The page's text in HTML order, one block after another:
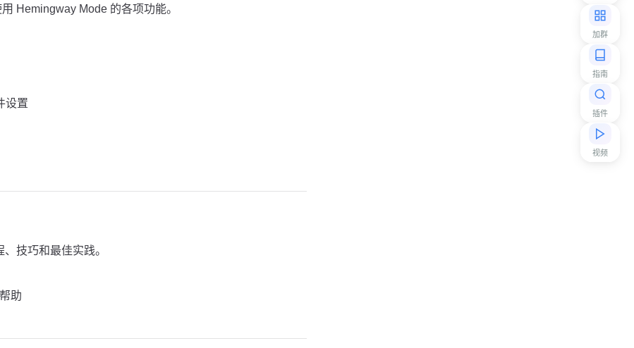
加群
指南
插件
视频
Hemingway Mode 的各项功能。
设置
技巧和最佳实践。
助